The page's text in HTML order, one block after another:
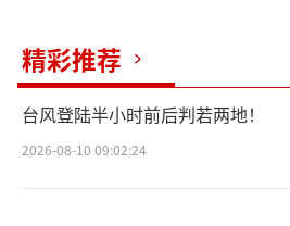
精彩推荐
台风登陆半小时前后判若两地！
2026-08-10 09:02:24